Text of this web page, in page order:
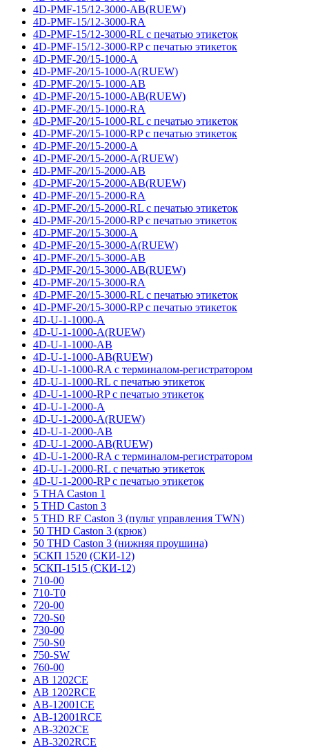
4D-PMF-15/12-3000-AB(RUEW)
4D-PMF-15/12-3000-RA
4D-PMF-15/12-3000-RL с печатью этикеток
4D-PMF-15/12-3000-RP с печатью этикеток
4D-PMF-20/15-1000-A
4D-PMF-20/15-1000-A(RUEW)
4D-PMF-20/15-1000-AB
4D-PMF-20/15-1000-AB(RUEW)
4D-PMF-20/15-1000-RA
4D-PMF-20/15-1000-RL с печатью этикеток
4D-PMF-20/15-1000-RP с печатью этикеток
4D-PMF-20/15-2000-A
4D-PMF-20/15-2000-A(RUEW)
4D-PMF-20/15-2000-AB
4D-PMF-20/15-2000-AB(RUEW)
4D-PMF-20/15-2000-RA
4D-PMF-20/15-2000-RL с печатью этикеток
4D-PMF-20/15-2000-RP с печатью этикеток
4D-PMF-20/15-3000-A
4D-PMF-20/15-3000-A(RUEW)
4D-PMF-20/15-3000-AB
4D-PMF-20/15-3000-AB(RUEW)
4D-PMF-20/15-3000-RA
4D-PMF-20/15-3000-RL с печатью этикеток
4D-PMF-20/15-3000-RP с печатью этикеток
4D-U-1-1000-A
4D-U-1-1000-A(RUEW)
4D-U-1-1000-AB
4D-U-1-1000-AB(RUEW)
4D-U-1-1000-RA с терминалом-регистратором
4D-U-1-1000-RL с печатью этикеток
4D-U-1-1000-RP с печатью этикеток
4D-U-1-2000-A
4D-U-1-2000-A(RUEW)
4D-U-1-2000-AB
4D-U-1-2000-AB(RUEW)
4D-U-1-2000-RA с терминалом-регистратором
4D-U-1-2000-RL с печатью этикеток
4D-U-1-2000-RP с печатью этикеток
5 THA Caston 1
5 THD Caston 3
5 THD RF Caston 3 (пульт управления TWN)
50 THD Caston 3 (крюк)
50 THD Caston 3 (нижняя проушина)
5СКП 1520 (СКИ-12)
5СКП-1515 (СКИ-12)
710-00
710-T0
720-00
720-S0
730-00
750-S0
750-SW
760-00
AB 1202CE
AB 1202RCE
AB-12001CE
AB-12001RCE
AB-3202CE
AB-3202RCE